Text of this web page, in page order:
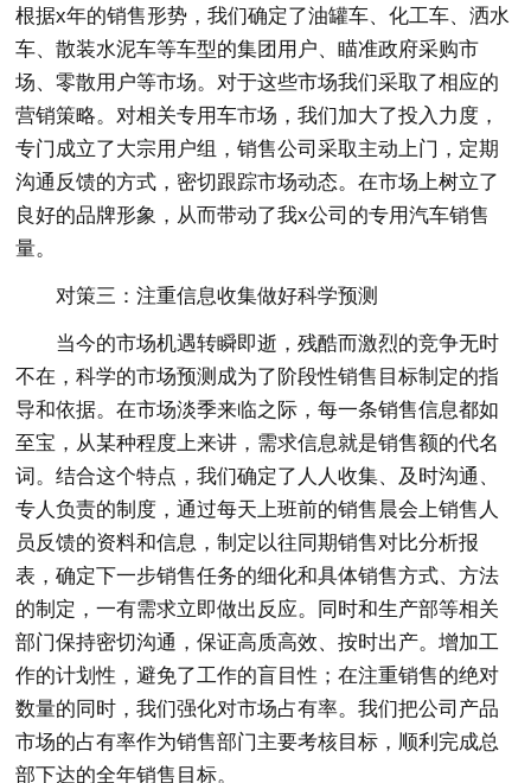
根据x年的销售形势，我们确定了油罐车、化工车、洒水
车、散装水泥车等车型的集团用户、瞄准政府采购市
场、零散用户等市场。对于这些市场我们采取了相应的
营销策略。对相关专用车市场，我们加大了投入力度，
专门成立了大宗用户组，销售公司采取主动上门，定期
沟通反馈的方式，密切跟踪市场动态。在市场上树立了
良好的品牌形象，从而带动了我x公司的专用汽车销售
量。
对策三：注重信息收集做好科学预测
当今的市场机遇转瞬即逝，残酷而激烈的竞争无时
不在，科学的市场预测成为了阶段性销售目标制定的指
导和依据。在市场淡季来临之际，每一条销售信息都如
至宝，从某种程度上来讲，需求信息就是销售额的代名
词。结合这个特点，我们确定了人人收集、及时沟通、
专人负责的制度，通过每天上班前的销售晨会上销售人
员反馈的资料和信息，制定以往同期销售对比分析报
表，确定下一步销售任务的细化和具体销售方式、方法
的制定，一有需求立即做出反应。同时和生产部等相关
部门保持密切沟通，保证高质高效、按时出产。增加工
作的计划性，避免了工作的盲目性；在注重销售的绝对
数量的同时，我们强化对市场占有率。我们把公司产品
市场的占有率作为销售部门主要考核目标，顺利完成总
部下达的全年销售目标。